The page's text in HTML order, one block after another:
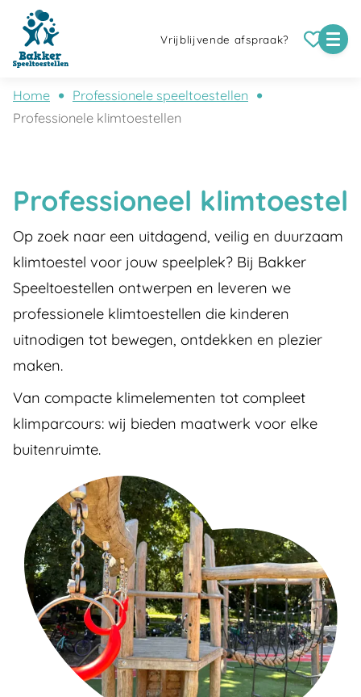
Vrijblijvende afspraak?
Home
Professionele speeltoestellen
Professionele klimtoestellen
Professioneel klimtoestel
Op zoek naar een uitdagend, veilig en duurzaam
klimtoestel voor jouw speelplek? Bij Bakker
Speeltoestellen ontwerpen en leveren we
professionele klimtoestellen die kinderen
uitnodigen tot bewegen, ontdekken en plezier
maken.
Van compacte klimelementen tot compleet
klimparcours: wij bieden maatwerk voor elke
buitenruimte.